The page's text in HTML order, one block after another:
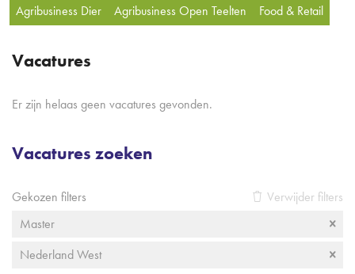
Agribusiness Dier
Agribusiness Open Teelten Food & Retail
Vacatures
Er zijn helaas geen vacatures gevonden.
Vacatures zoeken
Gekozen filters
Verwijder filters
Master
Nederland West